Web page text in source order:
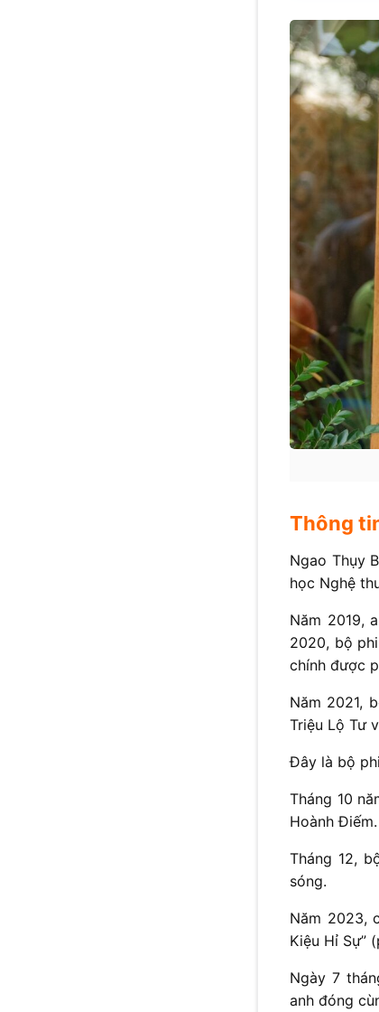
Thông
Ngao Thụy
học Nghệ
Năm 2019,
2020, bộ
chính được
Năm 2021,
Triệu Lộ Tư
Đây là bộ
Tháng 10
Hoành Điếm.
Tháng 12,
sóng.
Năm 2023,
Kiệu Hỉ Sự”
Ngày 7
anh đóng